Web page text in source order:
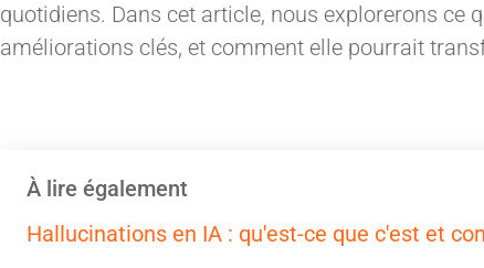
quotidiens. Dans cet article, nous explorerons ce
améliorations clés, et comment elle pourrait
À lire également
Hallucinations en IA : qu'est-ce que c'est et